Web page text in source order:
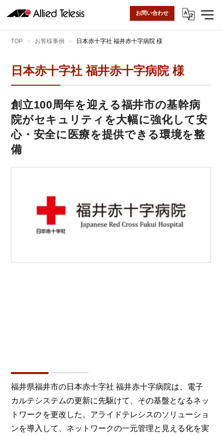
お問い合わせ
TOP お客様事例 日本赤十字社 福井赤十字病院 様
日本赤十字社 福井赤十字病院 様
創立100周年を迎える福井市の基幹病
院がセキュリティを大幅に強化して安
心・安全に医療を提供できる環境を整
備
福井県福井市の日本赤十字社 福井赤十字病院は、電子
カルテシステムの更新に先駆けて、その基盤となるネッ
トワークを更改した。アライドテレシスのソリューショ
ンを導入して、ネットワークの一元管理と見える化を実